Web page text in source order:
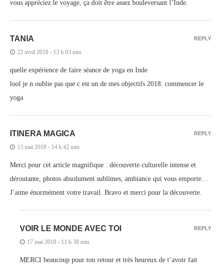
vous appréciez le voyage, ça doit être assez bouleversant l’Inde.
TANIA
22 avril 2018 - 13 h 03 min
quelle expérience de faire séance de yoga en Inde
lool je n oublie pas que c est un de mes objectifs 2018: commencer le
yoga
REPLY
ITINERA MAGICA
13 mai 2018 - 14 h 42 min
Merci pour cet article magnifique : découverte culturelle intense et
déroutante, photos absolument sublimes, ambiance qui vous emporte…
J’aime énormément votre travail. Bravo et merci pour la découverte.
REPLY
VOIR LE MONDE AVEC TOI
17 mai 2018 - 11 h 38 min
MERCI beaucoup pour ton retour et très heureux de t’avoir fait
REPLY